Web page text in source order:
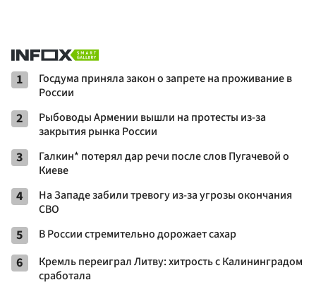
1
Госдума приняла закон о запрете на проживание в
России
2
Рыбоводы Армении вышли на протесты из-за
закрытия рынка России
3
Галкин* потерял дар речи после слов Пугачевой о
Киеве
4
На Западе забили тревогу из-за угрозы окончания
СВО
5 В России стремительно дорожает сахар
6
Кремль переиграл Литву: хитрость с Калининградом
сработала